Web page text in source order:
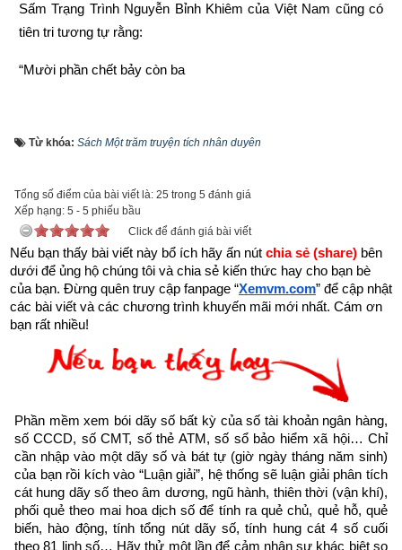
Sấm Trạng Trình Nguyễn Bỉnh Khiêm của Việt Nam cũng có
tiên tri tương tự rằng:
“Mười phần chết bảy còn ba
“Người làm việc thiện thì được thấy, kẻ làm việc ác không
Trên đời có người hành Đại Thiện, gặp kiếp nạn này cũng bình
an”
Như vậy chúng ta đang sống trong thời gian cuối cùng của
Từ khóa: Sách Một trăm truyện tích nhân duyên
Tổng số điểm của bài viết là: 25 trong 5 đánh giá
Xếp hạng: 5 - 5 phiếu bầu
Click để đánh giá bài viết
Nếu bạn thấy bài viết này bổ ích hãy ấn nút chia sẻ (share) bên
dưới để ủng hộ chúng tôi và chia sẻ kiến thức hay cho bạn bè
của bạn. Đừng quên truy cập fanpage “Xemvm.com” để cập nhật
các bài viết và các chương trình khuyến mãi mới nhất. Cám ơn
bạn rất nhiều!
Phần mềm xem bói dãy số bất kỳ của số tài khoản ngân hàng,
số CCCD, số CMT, số thẻ ATM, số sổ bảo hiểm xã hội… Chỉ
cần nhập vào một dãy số và bát tự (giờ ngày tháng năm sinh)
của bạn rồi kích vào “Luận giải”, hệ thống sẽ luận giải phân tích
cát hung dãy số theo âm dương, ngũ hành, thiên thời (vận khí),
phối quẻ theo mai hoa dịch số để tính ra quẻ chủ, quẻ hỗ, quẻ
biến, hào động, tính tổng nút dãy số, tính hung cát 4 số cuối
theo 81 linh số… Hãy thử một lần để cảm nhận sự khác biệt so